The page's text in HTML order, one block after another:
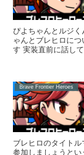
ぴよちゃんとルジくんグラじい性
ゃんとブレヒロに
す 実装直前に話してた内容ですｗ 二人とも好き勝手、自分の物差し
Brave Frontier Heroes
ブレヒロのタイト
参加しましょうとい